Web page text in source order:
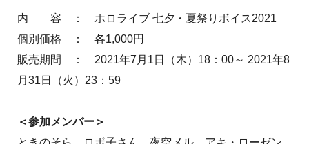
内 容 ： ホロライブ 七夕・夏祭りボイス2021
個別価格 ： 各1,000円
販売期間 ： 2021年7月1日（木）18：00～ 2021年8
月31日（火）23：59
＜参加メンバー＞